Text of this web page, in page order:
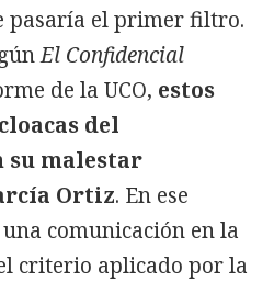
pasaría el primer filtro.
El Confidencial
de la UCO, estos
del
su malestar
Ortiz. En ese
comunicación en la
criterio aplicado por la